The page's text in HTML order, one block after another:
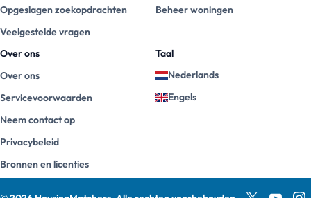
Opgeslagen zoekopdrachten
Veelgestelde vragen
Beheer woningen
Over ons
Over ons
Servicevoorwaarden
Neem contact op
Privacybeleid
Bronnen en licenties
Taal
Nederlands
Engels